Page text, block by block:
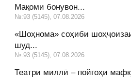
Мақоми бонувон...
№:93 (5145), 07.08.2026
«Шоҳнома» соҳиби
шуд...
№:93 (5145), 07.08.2026
Театри миллӣ – пойгоҳи